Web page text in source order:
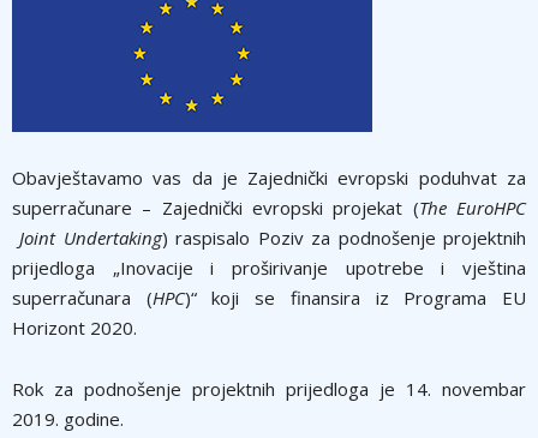
Obavještavamo vas da je Zajednički evropski poduhvat za
superračunare – Zajednički evropski projekat (The EuroHPC
Joint Undertaking) raspisalo Poziv za podnošenje projektnih
prijedloga „Inovacije i proširivanje upotrebe i vještina
superračunara (HPC)“ koji se finansira iz Programa EU
Horizont 2020.
Rok za podnošenje projektnih prijedloga je 14. novembar
2019. godine.